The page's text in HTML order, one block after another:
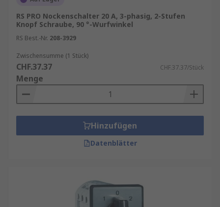
RS PRO Nockenschalter 20 A, 3-phasig, 2-Stufen
Knopf Schraube, 90 °-Wurfwinkel
RS Best.-Nr. 208-3929
Zwischensumme (1 Stück)
CHF.37.37 CHF.37.37/Stück
Menge
Hinzufügen
Datenblätter